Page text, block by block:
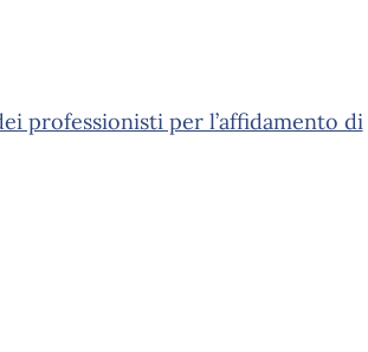
professionisti per l’affidamento di